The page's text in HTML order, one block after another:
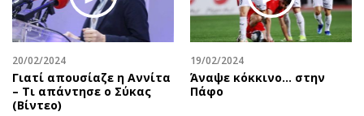
20/02/2024
Γιατί απουσίαζε η Αννίτα
– Τι απάντησε ο Σύκας
(Βίντεο)
19/02/2024
Άναψε κόκκινο… στην
Πάφο